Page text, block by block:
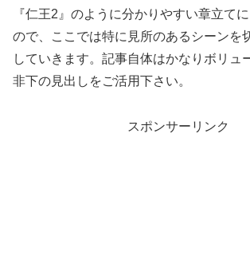
『仁王2』のように分かりやすい章立て
ので、ここでは特に見所のあるシーンを
していきます。記事自体はかなりボリュ
非下の見出しをご活用下さい。
スポンサーリンク